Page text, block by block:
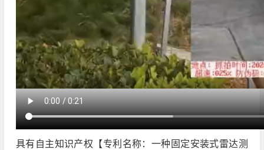
具有自主知识产权【专利名称：一种固定安装式雷达测